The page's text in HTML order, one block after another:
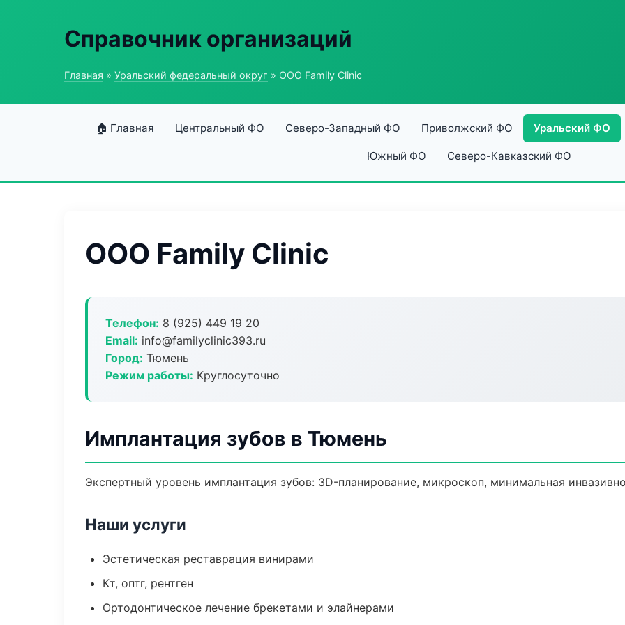
Справочник организаций
Главная » Уральский федеральный округ » ООО Family Clinic
🏠 Главная Центральный ФО Северо-Западный ФО Приволжский ФО Уральский ФО
Южный ФО Северо-Кавказский ФО
ООО Family Clinic
Телефон: 8 (925) 449 19 20
Email: info@familyclinic393.ru
Город: Тюмень
Режим работы: Круглосуточно
Имплантация зубов в Тюмень
Экспертный уровень имплантация зубов: 3D-планирование, микроскоп, минимальная
Наши услуги
Эстетическая реставрация винирами
Кт, оптг, рентген
Ортодонтическое лечение брекетами и элайнерами